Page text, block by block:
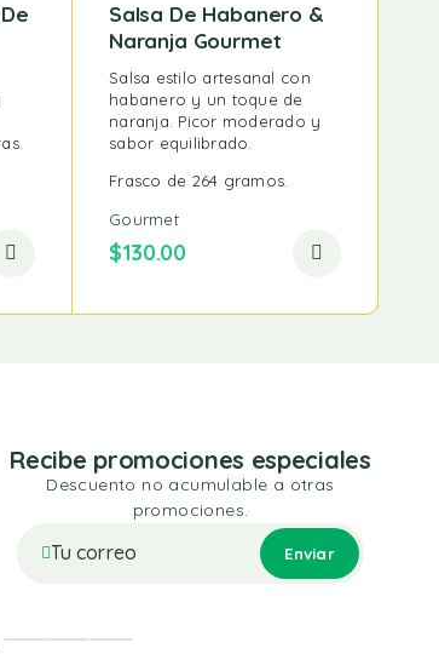
Salsa De Habanero &
Naranja Gourmet
Salsa estilo artesanal con
habanero y un toque de
naranja. Picor moderado y
sabor equilibrado.
Frasco de 264 gramos.
Gourmet
$130.00
Recibe promociones especiales
Descuento no acumulable a otras
promociones.